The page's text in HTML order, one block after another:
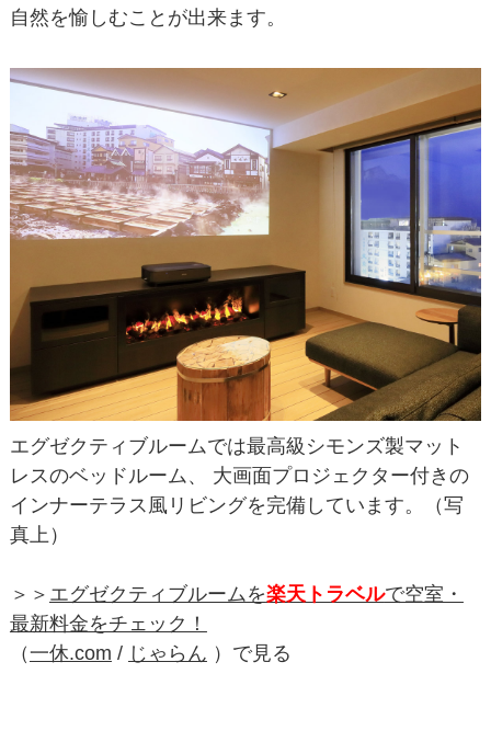
自然を愉しむことが出来ます。
エグゼクティブルームでは最高級シモンズ製マット
レスのベッドルーム、 大画面プロジェクター付きの
インナーテラス風リビングを完備しています。（写
真上）
＞＞ エグゼクティブルームを楽天トラベルで空室・
最新料金をチェック！
（一休.com / じゃらん ）で見る